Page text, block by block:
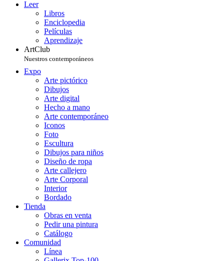
Leer
Libros
Enciclopedia
Películas
Aprendizaje
ArtClub
Nuestros contemporáneos
Expo
Arte pictórico
Dibujos
Arte digital
Hecho a mano
Arte contemporáneo
Iconos
Foto
Escultura
Dibujos para niños
Diseño de ropa
Arte callejero
Arte Corporal
Interior
Bordado
Tienda
Obras en venta
Pedir una pintura
Catálogo
Comunidad
Línea